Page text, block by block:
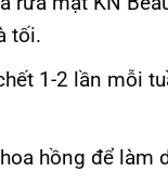
tối.
1-2 lần mỗi
hồng để làm